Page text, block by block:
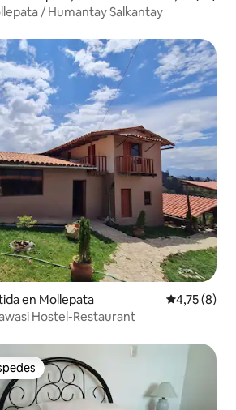
/ Humantay Salkantay
en Mollepata Calificación
4,75 (8)
Hostel-Restaurant